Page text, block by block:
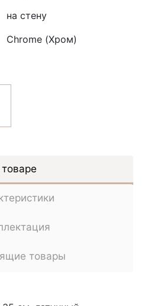
на стену
Chrome (Хром)
товары